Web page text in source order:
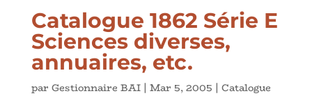
Catalogue 1862 Série E
Sciences diverses,
annuaires, etc.
par Gestionnaire BAI| Mar 5, 2005 | Catalogue